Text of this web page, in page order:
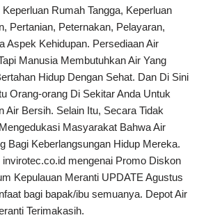
Rumah Tangga, Keperluan
Pertanian, Peternakan, Pelayaran,
Aspek Kehidupan. Persediaan Air
Manusia Membutuhkan Air Yang
Hidup Dengan Sehat. Dan Di Sini
Orang-orang Di Sekitar Anda Untuk
Air Bersih. Selain Itu, Secara Tidak
Masyarakat Bahwa Air
Bagi Keberlangsungan Hidup Mereka.
mengenai Promo Diskon
Kepulauan Meranti UPDATE Agustus
bagi bapak/ibu semuanya. Depot Air
Terimakasih.